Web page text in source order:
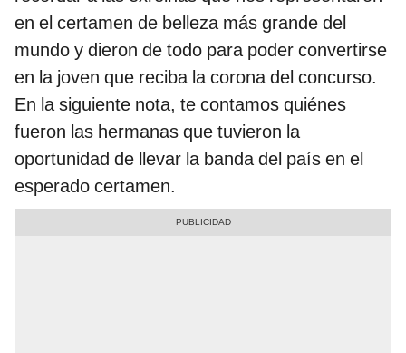
en el certamen de belleza más grande del
mundo y dieron de todo para poder convertirse
en la joven que reciba la corona del concurso.
En la siguiente nota, te contamos quiénes
fueron las hermanas que tuvieron la
oportunidad de llevar la banda del país en el
esperado certamen.